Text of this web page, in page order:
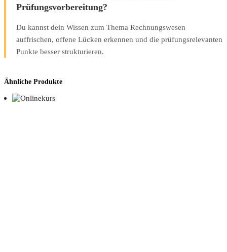
Prüfungsvorbereitung?
Du kannst dein Wissen zum Thema Rechnungswesen
auffrischen, offene Lücken erkennen und die prüfungsrelevanten
Punkte besser strukturieren.
Ähnliche Produkte